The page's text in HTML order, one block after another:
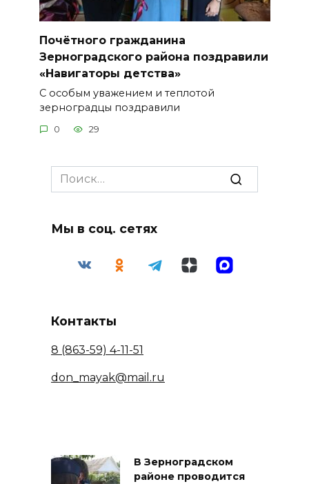
Почётного гражданина
Зерноградского района поздравили
«Навигаторы детства»
С особым уважением и теплотой
зерноградцы поздравили
0 29
Search
for:
Мы в соц. сетях
Контакты
8 (863-59) 4-11-51
don_mayak@mail.ru
В Зерноградском
районе проводится